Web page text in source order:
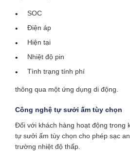
SOC
Điện áp
Hiện tại
Nhiệt độ pin
Tình trạng tính phí
thông qua một ứng dụng di động.
Công nghệ tự sưởi ấm tùy chọn
Đối với khách hàng hoạt động trong
tự sưởi ấm tùy chọn cho phép sạc
trường nhiệt độ thấp.